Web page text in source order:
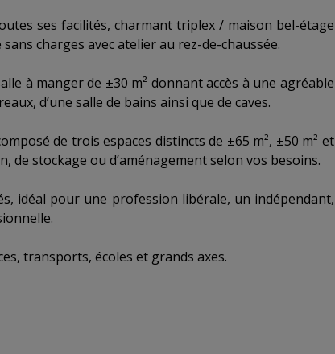
ses facilités, charmant triplex / maison bel-étage
charges avec atelier au rez-de-chaussée.
à manger de ±30 m² donnant accès à une agréable
d’une salle de bains ainsi que de caves.
de trois espaces distincts de ±65 m², ±50 m² et
de stockage ou d’aménagement selon vos besoins.
idéal pour une profession libérale, un indépendant,
transports, écoles et grands axes.